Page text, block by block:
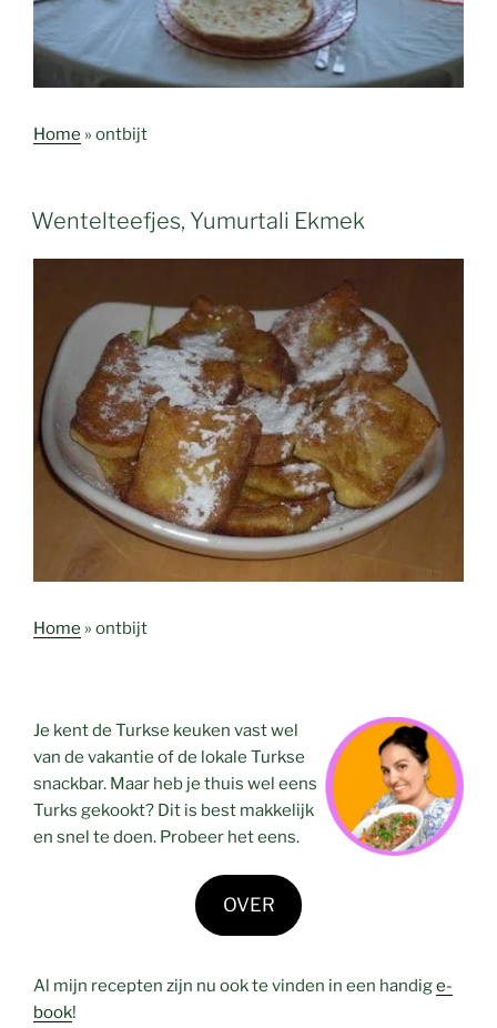
Home » ontbijt
Wentelteefjes, Yumurtali Ekmek
Home » ontbijt
Je kent de Turkse keuken vast wel
van de vakantie of de lokale Turkse
snackbar. Maar heb je thuis wel eens
Turks gekookt? Dit is best makkelijk
en snel te doen. Probeer het eens.
OVER
Al mijn recepten zijn nu ook te vinden in een handige-
book!